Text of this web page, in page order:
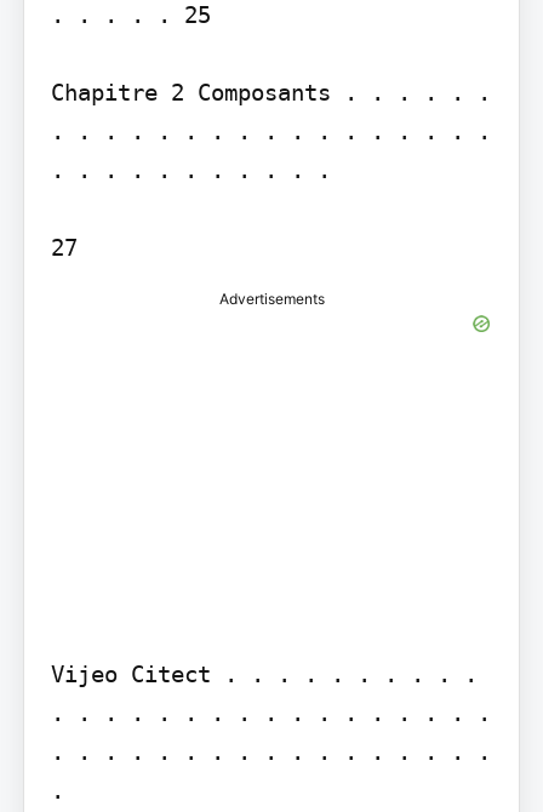
. . . . . 25
Chapitre 2 Composants . . . . . .
. . . . . . . . . . . . . . . . .
. . . . . . . . . . .
27
Advertisements
Vijeo Citect . . . . . . . . . .
. . . . . . . . . . . . . . . . .
. . . . . . . . . . . . . . . . .
.